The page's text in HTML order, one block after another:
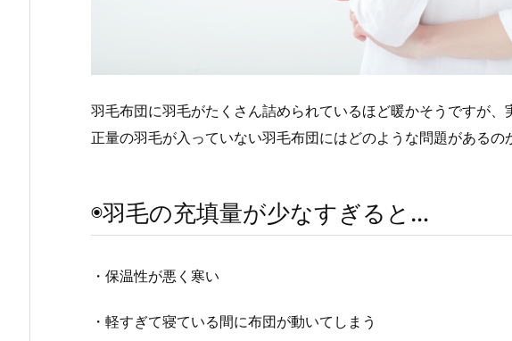
羽毛布団に羽毛がたくさん詰められているほど暖かそうですが
正量の羽毛が入っていない羽毛布団にはどのような問題があるの
◉羽毛の充填量が少なすぎると…
・保温性が悪く寒い
・軽すぎて寝ている間に布団が動いてしまう